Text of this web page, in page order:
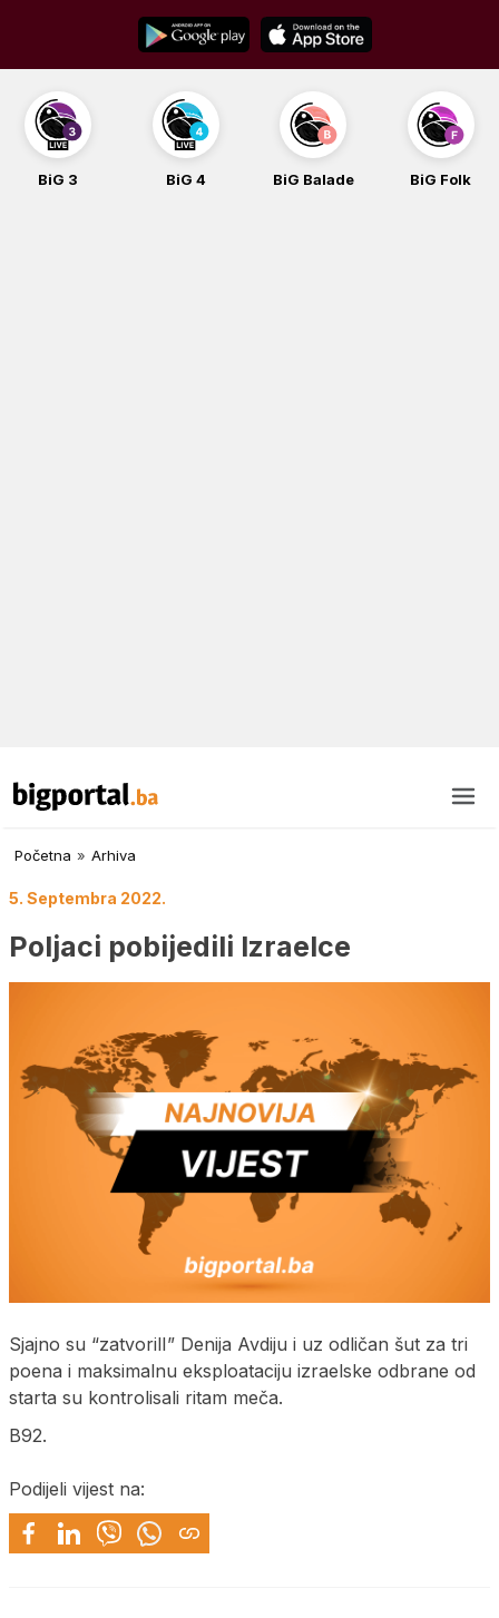
content
BiG Balade BiG Folk
Početna » Arhiva
5. Septembra 2022.
Poljaci pobijedili Izraelce
Sjajno su “zatvorilI” Denija Avdiju i uz odličan šut za tri
poena i maksimalnu eksploataciju izraelske odbrane od
starta su kontrolisali ritam meča.
B92.
Podijeli vijest na: